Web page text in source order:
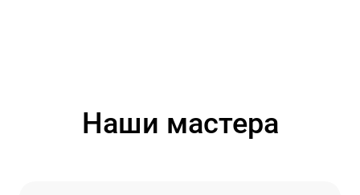
Наши мастера